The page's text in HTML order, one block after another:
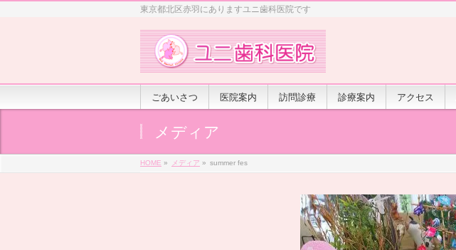
東京都北区赤羽にありますユニ歯科医院です
ごあいさつ 医院案内 訪問診療 診療案内 アクセス
メディア
HOME » メディア » summer fes